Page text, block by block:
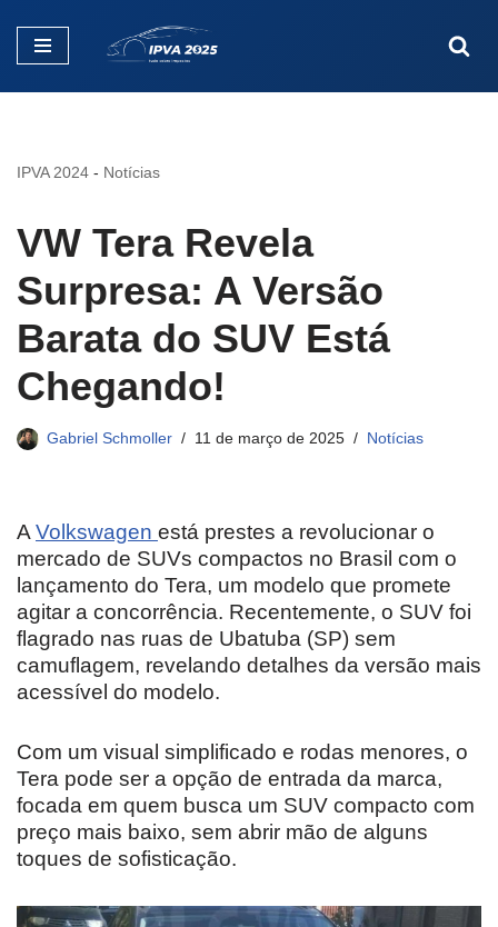
Pular
IPVA 2024 - Notícias
VW Tera Revela
Surpresa: A Versão
Barata do SUV Está
Chegando!
Gabriel Schmoller 11 de março de 2025 Notícias
A Volkswagen está prestes a revolucionar o
mercado de SUVs compactos no Brasil com o
lançamento do Tera, um modelo que promete
agitar a concorrência. Recentemente, o SUV foi
flagrado nas ruas de Ubatuba (SP) sem
camuflagem, revelando detalhes da versão mais
acessível do modelo.
Com um visual simplificado e rodas menores, o
Tera pode ser a opção de entrada da marca,
focada em quem busca um SUV compacto com
preço mais baixo, sem abrir mão de alguns
toques de sofisticação.